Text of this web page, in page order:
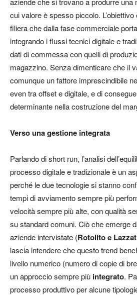
cui valore è spesso piccolo. L’obiettivo
filierache dalla fase commerciale
integrando i flussi tecnici digitale e
dati di commessa con quelli di
magazzino. Senza dimenticare che il
comunque un fattore imprescindibile
even tra offset e digitale, e di
determinante nella costruzione del
Verso una gestione integrata
Parlando di short run, l’analisi
processo digitale e tradizionale è un
perché le due tecnologie si stanno
tempi di avviamentosempre più
velocitàsempre più alte, con qualità
su standard comuni. Ciò che emerge
aziende intervistate (Rotolito e
lascia intendere che questo trend
livello numerico (numero di copie di
un approccio sempre più integrato.
processo produttivo per alcune